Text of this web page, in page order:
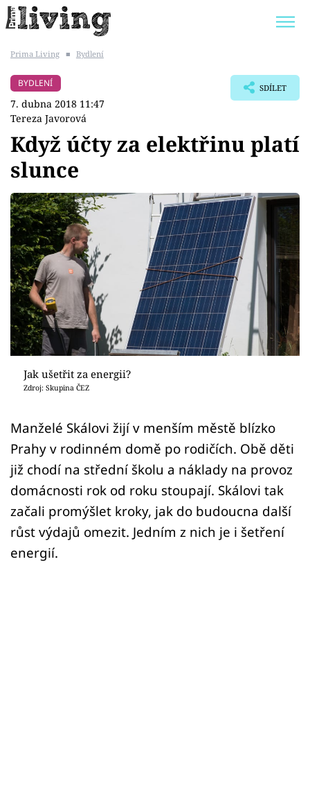
BYDLENÍ SLAVNÝCH
Témata
Bydlení
Zahrada
Design
Sledujte prima+
Přihlášení
Prima Living ■ Bydlení
BYDLENÍ
7. dubna 2018 11:47
Tereza Javorová
SDÍLET
Když účty za elektřinu platí
slunce
Jak ušetřit za energii?
Zdroj: Skupina ČEZ
Manželé Skálovi žijí v menším městě blízko
Prahy v rodinném domě po rodičích. Obě děti
již chodí na střední školu a náklady na provoz
domácnosti rok od roku stoupají. Skálovi tak
začali promýšlet kroky, jak do budoucna další
růst výdajů omezit. Jedním z nich je i šetření
energií.